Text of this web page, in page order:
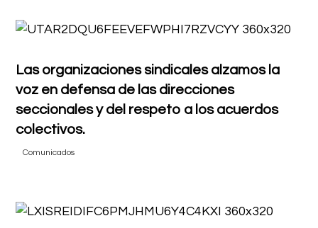
Las organizaciones sindicales alzamos la
voz en defensa de las direcciones
seccionales y del respeto a los acuerdos
colectivos.
Comunicados